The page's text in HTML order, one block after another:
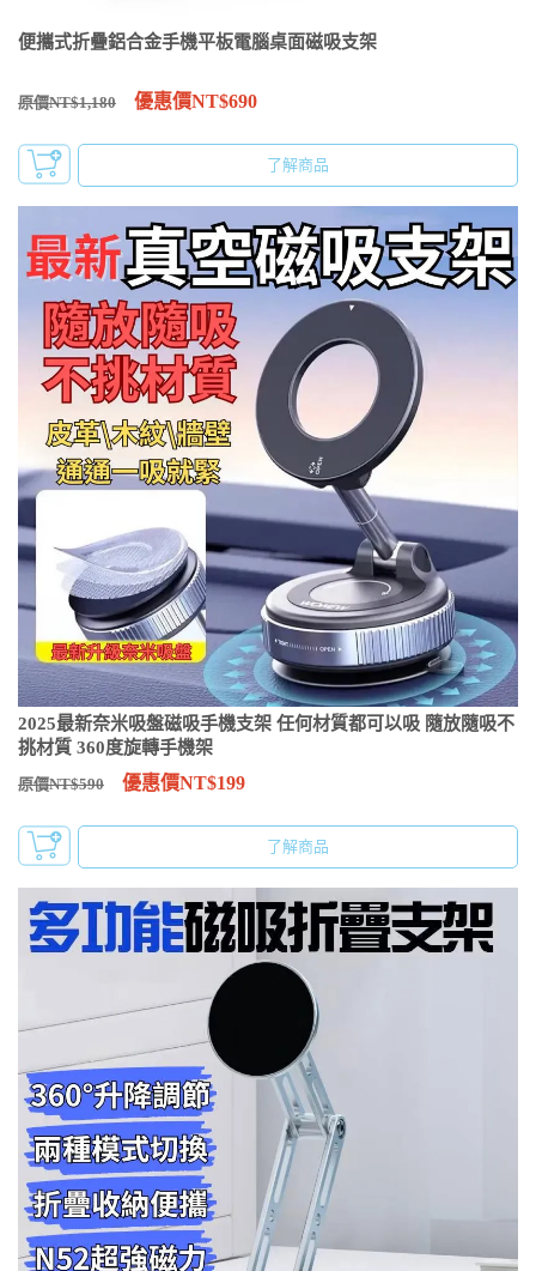
便攜式折疊鋁合金手機平板電腦桌面磁吸支架
原價NT$1,180 優惠價NT$690
了解商品
2025最新奈米吸盤磁吸手機支架 任何材質都可以吸 隨放隨吸不
挑材質 360度旋轉手機架
原價NT$590 優惠價NT$199
了解商品